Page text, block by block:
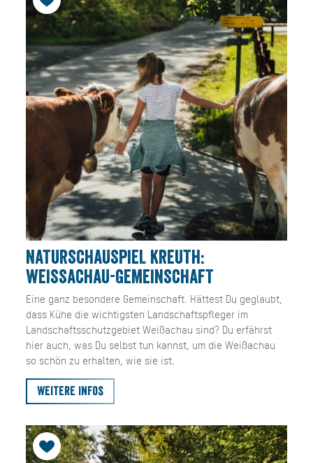
NATURSCHAUSPIEL KREUTH:
WEISSACHAU-GEMEINSCHAFT
Eine ganz besondere Gemeinschaft. Hättest Du geglaubt,
dass Kühe die wichtigsten Landschaftspfleger im
Landschaftsschutzgebiet Weißachau sind? Du erfährst
hier auch, was Du selbst tun kannst, um die Weißachau
so schön zu erhalten, wie sie ist.
Weitere Infos